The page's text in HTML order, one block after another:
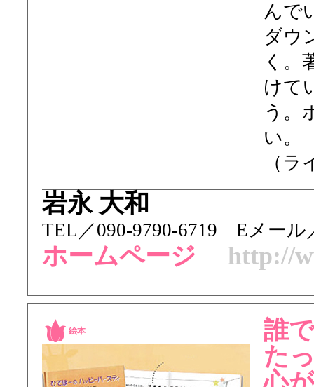
んで
ダウ
く。
けて
う。
い。
（
岩永 大和
TEL／ 090-9790-6719 Eメール
ホームページ http://
絵本
誰
た